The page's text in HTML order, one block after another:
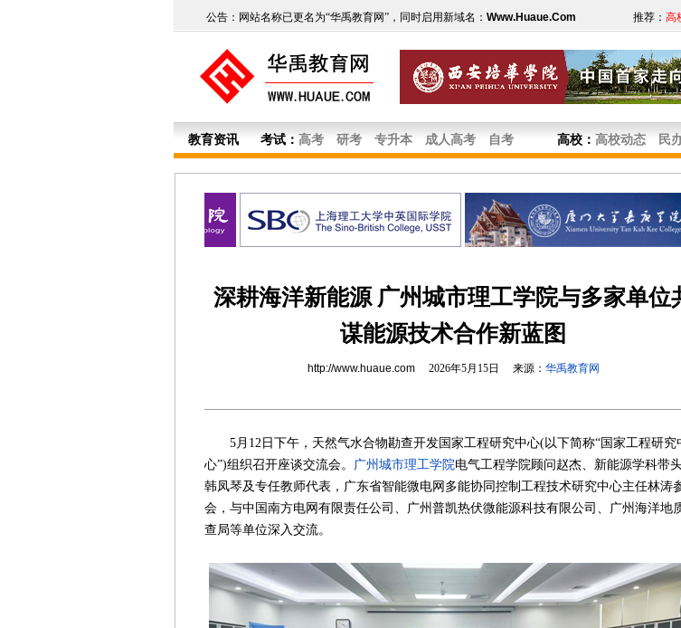
公告：网站名称已更名为“华禹教育网”，同时启用新域名： Www.Huaue.Com 推荐： 高
教育资讯 考试： 高考 研考 专升本 成人高考 自考 高校： 高校动态 民
深耕海洋新能源 广州城市理工学院与多家单位
谋能源技术合作新蓝图
http://www.huaue.com2026年5月15日 来源： 华禹教育网
5月12日下午，天然气水合物勘查开发国家工程研究中心(以下简称“国家工程研究
心”)组织召开座谈交流会。 广州城市理工学院电气工程学院顾问赵杰、新能源学科带
韩凤琴及专任教师代表，广东省智能微电网多能协同控制工程技术研究中心主任林涛
会，与中国南方电网有限责任公司、广州普凯热伏微能源科技有限公司、广州海洋地
查局等单位深入交流。